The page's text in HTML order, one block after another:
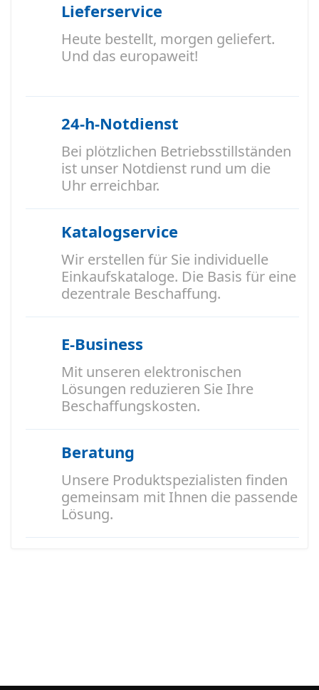
Lieferservice
Heute bestellt, morgen geliefert.
Und das europaweit!
24-h-Notdienst
Bei plötzlichen Betriebsstillständen
ist unser Notdienst rund um die
Uhr erreichbar.
Katalogservice
Wir erstellen für Sie individuelle
Einkaufskataloge. Die Basis für eine
dezentrale Beschaffung.
E-Business
Mit unseren elektronischen
Lösungen reduzieren Sie Ihre
Beschaffungskosten.
Beratung
Unsere Produktspezialisten finden
gemeinsam mit Ihnen die passende
Lösung.